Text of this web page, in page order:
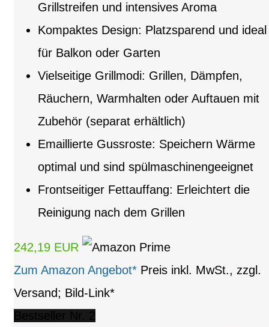
Grillstreifen und intensives Aroma
Kompaktes Design: Platzsparend und ideal
für Balkon oder Garten
Vielseitige Grillmodi: Grillen, Dämpfen,
Räuchern, Warmhalten oder Auftauen mit
Zubehör (separat erhältlich)
Emaillierte Gussroste: Speichern Wärme
optimal und sind spülmaschinengeeignet
Frontseitiger Fettauffang: Erleichtert die
Reinigung nach dem Grillen
242,19 EUR
Zum Amazon Angebot* Preis inkl. MwSt., zzgl.
Versand; Bild-Link*